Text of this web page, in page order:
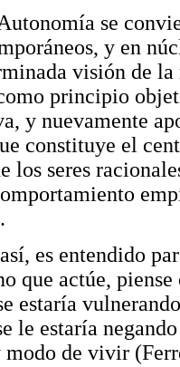
se
y en
visión de
principio
y nuevamente
constituye el
los seres
es entendido
que actúe,
estaría
le estaría
de vivir